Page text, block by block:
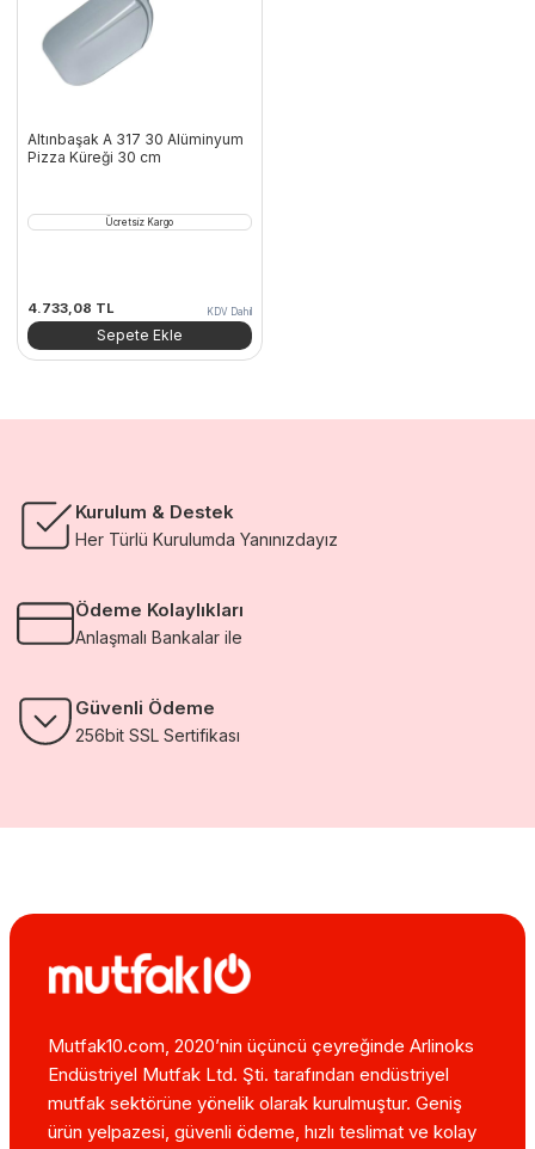
Altınbaşak A 317 30 Alüminyum
Pizza Küreği 30 cm
Ücretsiz Kargo
4.733,08 TL KDV Dahil
Sepete Ekle
Kurulum & Destek
Her Türlü Kurulumda Yanınızdayız
Ödeme Kolaylıkları
Anlaşmalı Bankalar ile
Güvenli Ödeme
256bit SSL Sertifikası
Mutfak10.com, 2020’nin üçüncü çeyreğinde Arlinoks
Endüstriyel Mutfak Ltd. Şti. tarafından endüstriyel
mutfak sektörüne yönelik olarak kurulmuştur. Geniş
ürün yelpazesi, güvenli ödeme, hızlı teslimat ve kolay